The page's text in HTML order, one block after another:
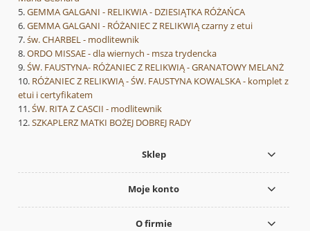
GEMMA GALGANI - RELIKWIA - DZIESIĄTKA RÓŻAŃCA
GEMMA GALGANI - RÓŻANIEC Z RELIKWIĄ czarny z etui
św. CHARBEL - modlitewnik
ORDO MISSAE - dla wiernych - msza trydencka
ŚW. FAUSTYNA- RÓŻANIEC Z RELIKWIĄ - GRANATOWY MELANŻ
RÓŻANIEC Z RELIKWIĄ - ŚW. FAUSTYNA KOWALSKA - komplet z
etui i certyfikatem
ŚW. RITA Z CASCII - modlitewnik
SZKAPLERZ MATKI BOŻEJ DOBREJ RADY
Sklep
Moje konto
O firmie